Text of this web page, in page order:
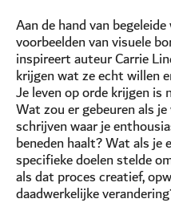
Aan de hand van
voorbeelden van visuele
inspireert auteur Carrie
krijgen wat ze echt willen
Je leven op orde krijgen is
Wat zou er gebeuren als
schrijven waar je
beneden haalt? Wat als je
specifieke doelen stelde
als dat proces creatief,
daadwerkelijke